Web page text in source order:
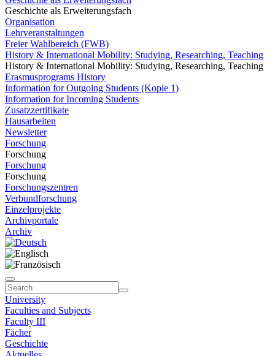
Geschichte als Erweiterungsfach
Organisation
Lehrveranstaltungen
Freier Wahlbereich (FWB)
History & International Mobility: Studying, Researching, Teaching
History & International Mobility: Studying, Researching, Teaching
Erasmusprograms History
Information for Outgoing Students (Kopie 1)
Information for Incoming Students
Zusatzzertifikate
Hausarbeiten
Newsletter
Forschung
Forschung
Forschung
Forschung
Forschungszentren
Verbundforschung
Einzelprojekte
Archivportale
Archiv
University
Faculties and Subjects
Faculty III
Fächer
Geschichte